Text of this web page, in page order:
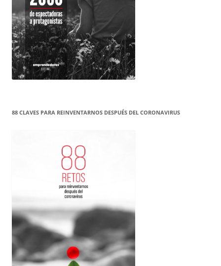
88 CLAVES PARA REINVENTARNOS DESPUÉS DEL CORONAVIRUS